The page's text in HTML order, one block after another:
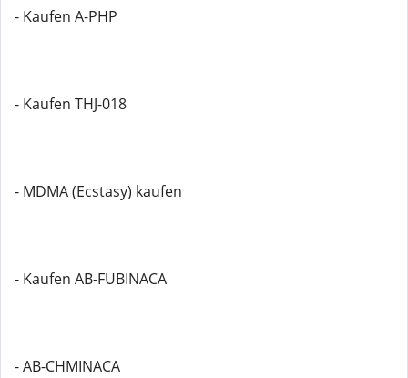
- Kaufen A-PHP
- Kaufen THJ-018
- MDMA (Ecstasy) kaufen
- Kaufen AB-FUBINACA
- AB-CHMINACA